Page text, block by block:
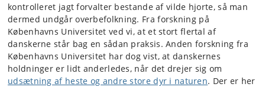
kontrolleret jagt forvalter bestande af vilde hjorte, så man
dermed undgår overbefolkning. Fra forskning på
Københavns Universitet vedvi, atet stort flertal af
danskerne står bag en sådan praksis.Anden forskning fra
Københavns Universitet har dog vist,atdanskernes
holdninger er lidt anderledes, når det drejer sig om
udsætning af heste og andre store dyr i naturen. Der er her